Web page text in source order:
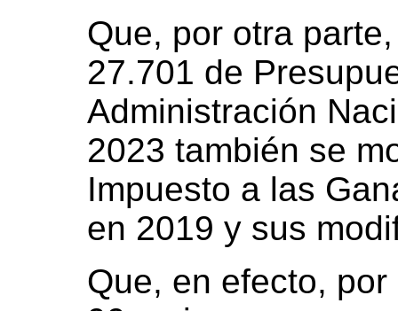
Que, por otra
27.701 de
Administración
2023 también se
Impuesto a las
en 2019 y sus
Que, en efecto,